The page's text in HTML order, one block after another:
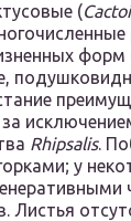
(
форм
Rhipsalis.
у
Листья